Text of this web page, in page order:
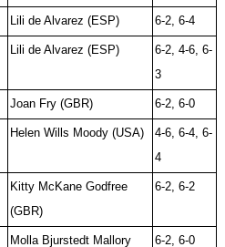
Lili de Alvarez (ESP) 6-2, 6-4
Lili de Alvarez (ESP)
6-2, 4-6, 6-
3
Joan Fry (GBR) 6-2, 6-0
Helen Wills Moody (USA)
4-6, 6-4, 6-
4
Kitty McKane Godfree
(GBR)
6-2, 6-2
Molla Bjurstedt Mallory
6-2, 6-0